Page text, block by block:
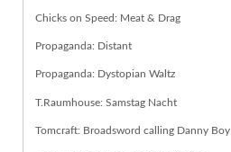
Chicks on Speed: Meat & Drag
Propaganda: Distant
Propaganda: Dystopian Waltz
T.Raumhouse: Samstag Nacht
Tomcraft: Broadsword calling Danny Boy